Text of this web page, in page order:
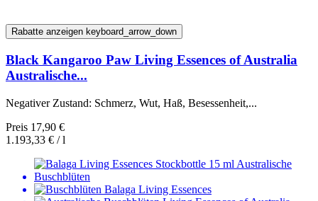
Rabatte anzeigen keyboard_arrow_down
Black Kangaroo Paw Living Essences of Australia
Australische...
Negativer Zustand: Schmerz, Wut, Haß, Besessenheit,...
Preis 17,90 €
1.193,33 € / l